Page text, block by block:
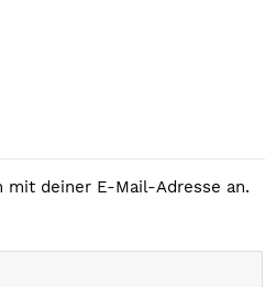
mit deiner E-Mail-Adresse an.